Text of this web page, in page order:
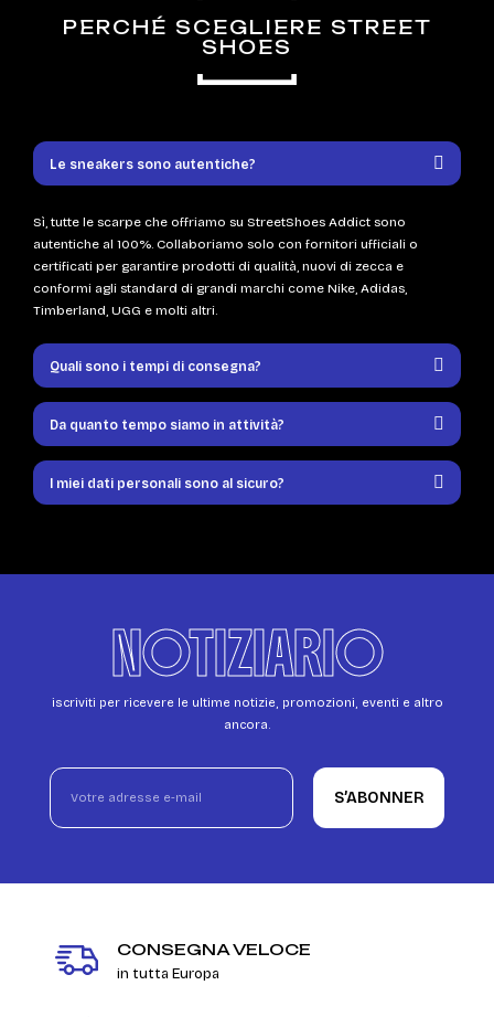
PERCHÉ SCEGLIERE STREET
SHOES
Le sneakers sono autentiche?
Sì, tutte le scarpe che offriamo su StreetShoes Addict sono
autentiche al 100%. Collaboriamo solo con fornitori ufficiali o
certificati per garantire prodotti di qualità, nuovi di zecca e
conformi agli standard di grandi marchi come Nike, Adidas,
Timberland, UGG e molti altri.
Quali sono i tempi di consegna?
Da quanto tempo siamo in attività?
I miei dati personali sono al sicuro?
NOTIZIARIO
iscriviti per ricevere le ultime notizie, promozioni, eventi e altro
ancora.
S’ABONNER
CONSEGNA VELOCE
in tutta Europa